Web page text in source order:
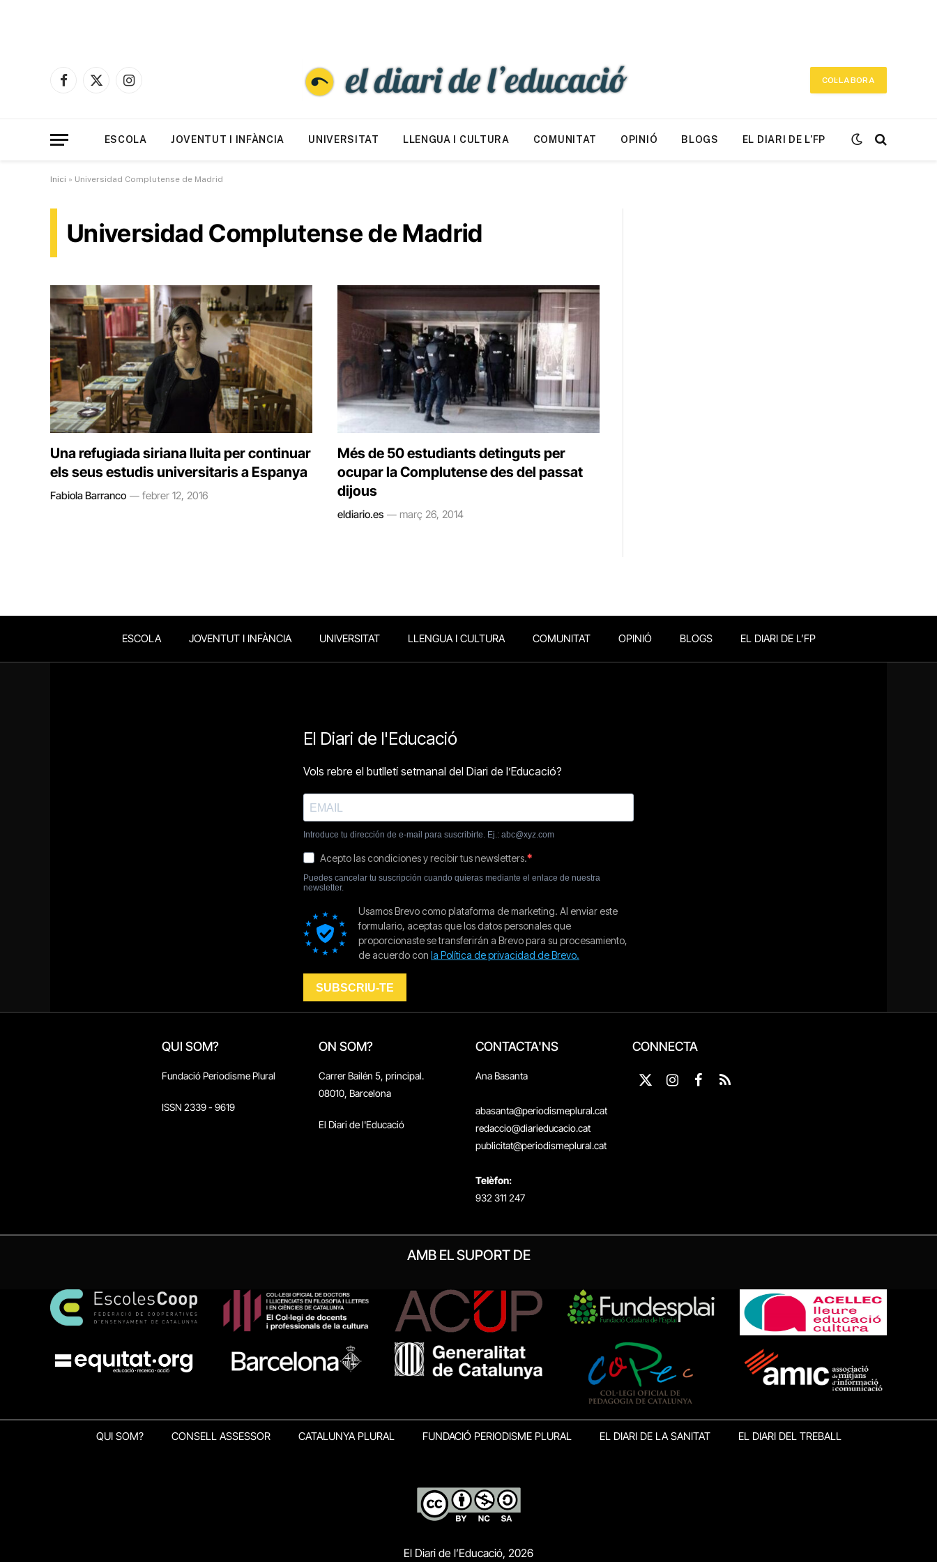
Facebook
X
Instagram
COL·LABORA
ESCOLA JOVENTUT I INFÀNCIA UNIVERSITAT LLENGUA I CULTURA COMUNITAT OPINIÓ BLOGS EL DIARI DE L’FP
Inici » Universidad Complutense de Madrid
Universidad Complutense de Madrid
Una refugiada siriana lluita per continuar
els seus estudis universitaris a Espanya
Fabiola Barranco febrer 12, 2016
Més de 50 estudiants detinguts per
ocupar la Complutense des del passat
dijous
eldiario.es març 26, 2014
ESCOLA JOVENTUT I INFÀNCIA UNIVERSITAT LLENGUA I CULTURA COMUNITAT OPINIÓ BLOGS EL DIARI DE L’FP
QUI SOM?
Fundació Periodisme Plural
ISSN 2339 - 9619
ON SOM?
Carrer Bailén 5, principal.
08010, Barcelona
El Diari de l'Educació
CONTACTA'NS
Ana Basanta
abasanta@periodismeplural.cat
redaccio@diarieducacio.cat
publicitat@periodismeplural.cat
Telèfon:
932 311 247
CONNECTA
X
Instagram
Facebook
RSS
AMB EL SUPORT DE
QUI SOM? CONSELL ASSESSOR CATALUNYA PLURAL FUNDACIÓ PERIODISME PLURAL EL DIARI DE LA SANITAT EL DIARI DEL TREBALL
El Diari de l’Educació, 2026